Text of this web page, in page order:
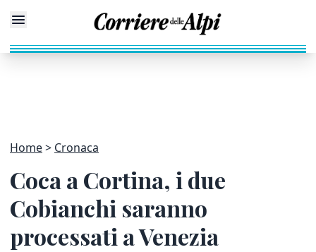
Home Cronaca
Coca a Cortina, i due
Cobianchi saranno
processati a Venezia